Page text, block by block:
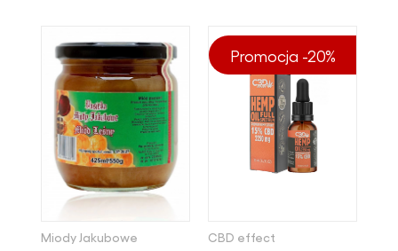
Miody Jakubowe
Promocja -20%
CBD effect